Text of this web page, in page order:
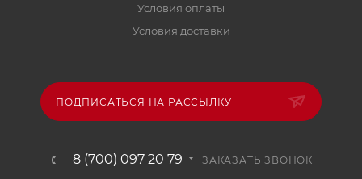
Условия оплаты
Условия доставки
ПОДПИСАТЬСЯ НА РАССЫЛКУ
8 (700) 097 20 79 ЗАКАЗАТЬ ЗВОНОК